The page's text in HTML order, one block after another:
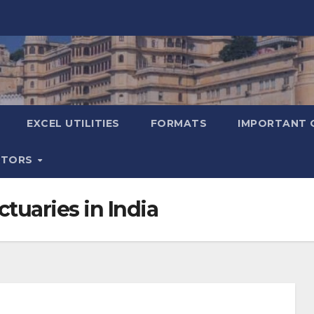
EXCEL UTILITIES FORMATS IMPORTANT
in India